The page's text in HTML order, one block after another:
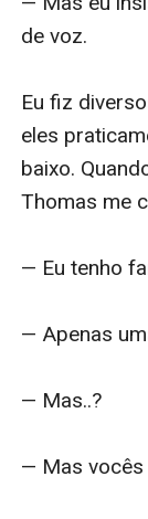
de voz.
Eu fiz
eles
baixo.
Thomas me
— Eu tenho
— Apenas
— Mas..?
— Mas vocês